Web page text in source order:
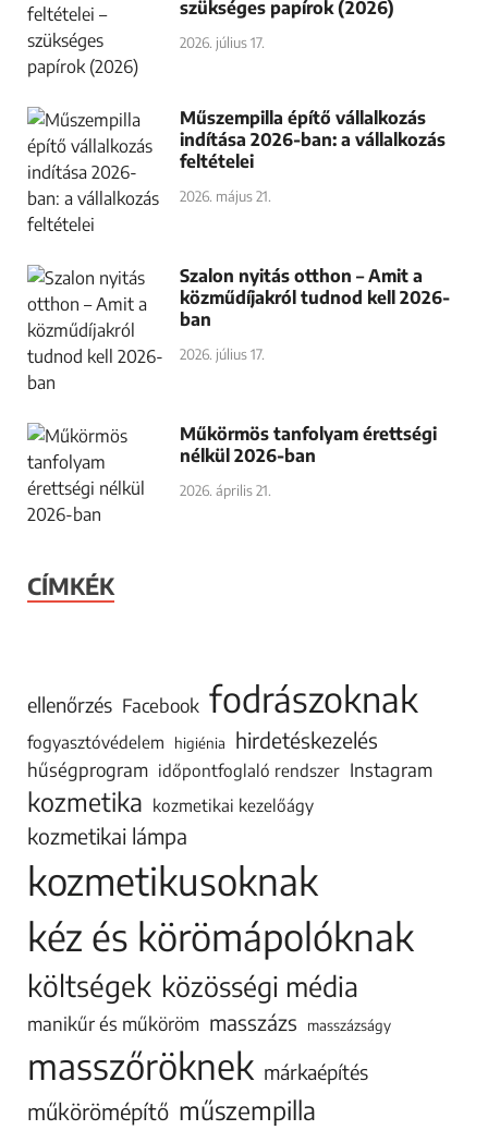
szükséges papírok (2026)
2026. július 17.
Műszempilla építő vállalkozás
indítása 2026-ban: a vállalkozás
feltételei
2026. május 21.
Szalon nyitás otthon – Amit a
közműdíjakról tudnod kell 2026-
ban
2026. július 17.
Műkörmös tanfolyam érettségi
nélkül 2026-ban
2026. április 21.
CÍMKÉK
ellenőrzés Facebook fodrászoknak
fogyasztóvédelem higiénia hirdetéskezelés
hűségprogram időpontfoglaló rendszer Instagram
kozmetika kozmetikai kezelőágy
kozmetikai lámpa
kozmetikusoknak
kéz és körömápolóknak
költségek közösségi média
manikűr és műköröm masszázs masszázságy
masszőröknek márkaépítés
műkörömépítő műszempilla